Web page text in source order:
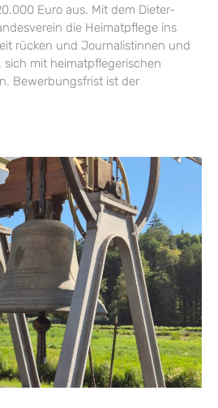
Euro aus. Mit dem Dieter-
die Heimatpflege ins
rücken und Journalistinnen und
mit heimatpflegerischen
Bewerbungsfrist ist der